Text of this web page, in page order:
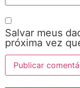
Salvar meus
próxima vez